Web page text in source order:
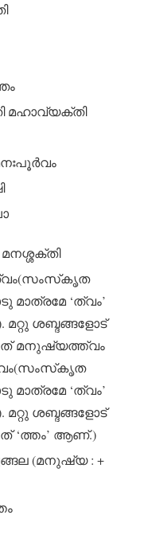
മഹാവ്യക്തി
മാത്രമേ ‘ത്വം’
മറ്റു ശബ്ദങ്ങളോട്
മനുഷ്യത്ത്വം
മാത്രമേ ‘ത്വം’
മറ്റു ശബ്ദങ്ങളോട്
‘ത്തം’ ആണ്.)
(മനുഷ്യ : +